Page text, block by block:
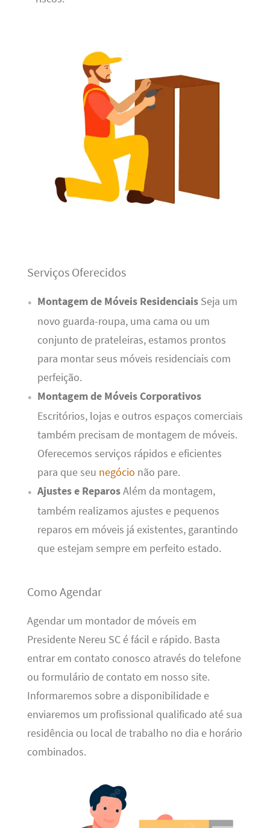
Serviços Oferecidos
Montagem de Móveis ResidenciaisSeja um
novo guarda-roupa, uma cama ou um
conjunto de prateleiras, estamos prontos
para montar seus móveis residenciais com
perfeição.
Montagem de Móveis Corporativos
Escritórios, lojas e outros espaços comerciais
também precisam de montagem de móveis.
Oferecemos serviços rápidos e eficientes
para que seu negócio não pare.
Ajustes e ReparosAlém da montagem,
também realizamos ajustes e pequenos
reparos em móveis já existentes, garantindo
que estejam sempre em perfeito estado.
Como Agendar
Agendar um montador de móveis em
Presidente Nereu SC é fácil e rápido. Basta
entrar em contato conosco através do telefone
ou formulário de contato em nosso site.
Informaremos sobre a disponibilidade e
enviaremos um profissional qualificado até sua
residência ou local de trabalho no dia e horário
combinados.